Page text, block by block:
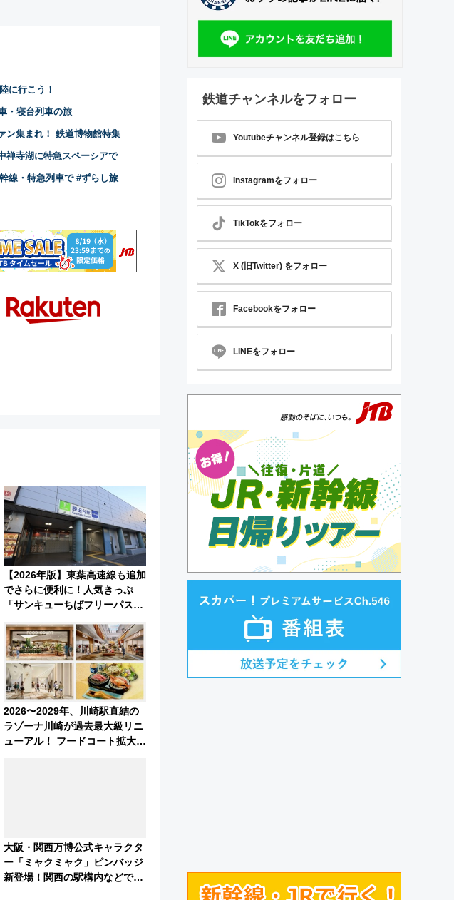
に行こう！
・寝台列車の旅
ン集まれ！ 鉄道博物館特集
禅寺湖に特急スペーシアで
線・特急列車で #ずらし旅
【2026年版】東葉高速線も追加
でさらに便利に！人気きっぷ
「サンキューちばフリーパス」
巡るなら使い勝手・コスパ抜群
2026〜2029年、川崎駅直結の
ラゾーナ川崎が過去最大級リニ
ューアル！ フードコート拡大な
大阪・関西万博公式キャラクタ
ー「ミャクミャク」ピンバッジ
新登場！関西の駅構内などで7
鉄道チャンネルをフォロー
Youtubeチャンネル登録はこちら
Instagramをフォロー
TikTokをフォロー
X (旧Twitter) をフォロー
Facebookをフォロー
LINEをフォロー